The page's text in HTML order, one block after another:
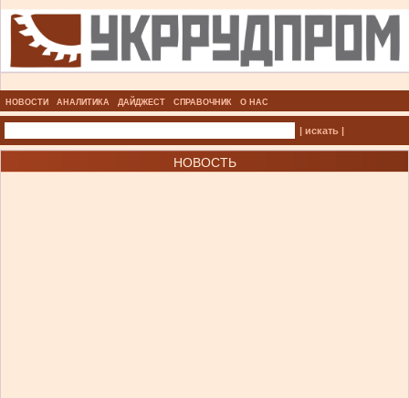
НОВОСТИ АНАЛИТИКА ДАЙДЖЕСТ СПРАВОЧНИК О НАС
| искать |
НОВОСТЬ